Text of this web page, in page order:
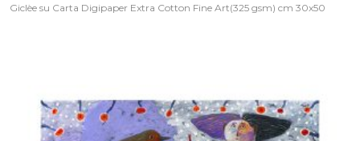
Giclèe su Carta Digipaper Extra Cotton Fine Art(325 gsm) cm 30x50